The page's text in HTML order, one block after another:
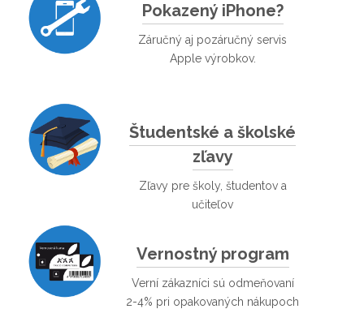
Pokazený iPhone?
Záručný aj pozáručný servis
Apple výrobkov.
Študentské a školské
zľavy
Zľavy pre školy, študentov a
učiteľov
Vernostný program
Verní zákazníci sú odmeňovaní
2-4% pri opakovaných nákupoch